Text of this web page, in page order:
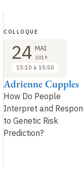
How Do People
Interpret and Respond
to Genetic Risk
Prediction?
Adrienne Cupples
COLLOQUE
24 MAI
2019
15:10 à 15:50